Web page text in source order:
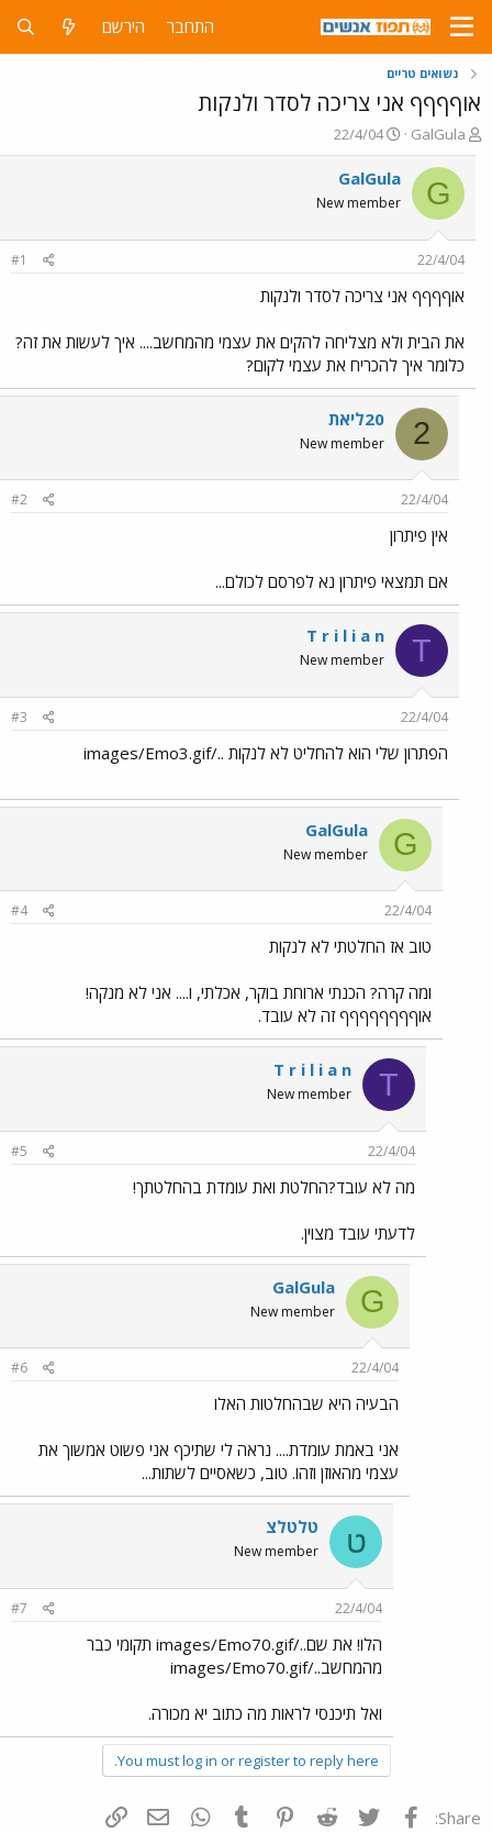
התחבר הירשם
נשואים טריים
אוףףףף אני צריכה לסדר ולנקות
פ
ו
ת
ח
ה
ש
א
GalGula
פ
ו
ר
ס
ם
ר
22/4/04
G
GalGula
New member
22/4/04
#1
אוףףףף אני צריכה לסדר ולנקות
את הבית ולא מצליחה להקים את עצמי מהמחשב.... איך לעשות את זה?
כלומר איך להכריח את עצמי לקום?
2 20ליאת
New member
22/4/04
#2
אין פיתרון
אם תמצאי פיתרון נא לפרסם לכולם...
T
T r i l i a n
New member
22/4/04
#3
הפתרון שלי הוא להחליט לא לנקות ../images/Emo3.gif
G
GalGula
New member
22/4/04
#4
טוב אז החלטתי לא לנקות
ומה קרה? הכנתי ארוחת בוקר, אכלתי, ו.... אני לא מנקה!
אוףףףףףףףף זה לא עובד.
T
T r i l i a n
New member
22/4/04
#5
מה לא עובד?החלטת ואת עומדת בהחלטתך!
לדעתי עובד מצוין.
G
GalGula
New member
22/4/04
#6
הבעיה היא שבהחלטות האלו
אני באמת עומדת.... נראה לי שתיכף אני פשוט אמשוך את
עצמי מהאוזן וזהו. טוב, כשאסיים לשתות...
ט טלטלצ
New member
22/4/04
#7
הלו! את שם../images/Emo70.gif תקומי כבר
מהמחשב../images/Emo70.gif
ואל תיכנסי לראות מה כתוב יא מכורה.
You must log in or register to reply here.
Share: פייסבוק Twitter
Reddit
Pinterest
Tumblr
WhatsAppדואר אלקטרוני